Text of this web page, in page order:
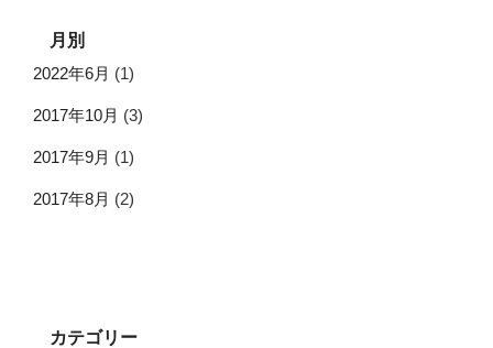
月別
2022年6月 (1)
2017年10月 (3)
2017年9月 (1)
2017年8月 (2)
カテゴリー